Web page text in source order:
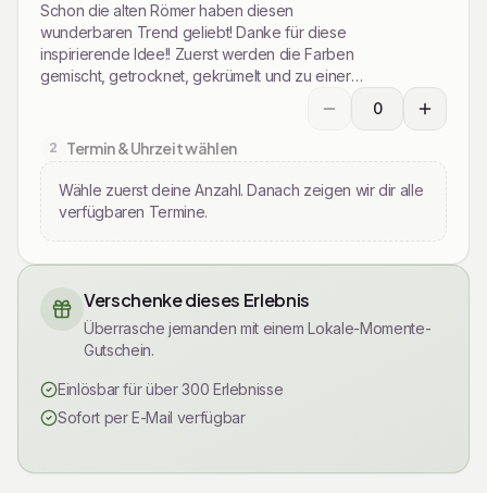
Schon die alten Römer haben diesen
wunderbaren Trend geliebt! Danke für diese
inspirierende Idee!! Zuerst werden die Farben
gemischt, getrocknet, gekrümelt und zu einer
0
Wählen Sie die
2 Termin & Uhrzeit wählen
Wähle zuerst deine Anzahl. Danach zeigen wir dir alle
verfügbaren Termine.
Verschenke dieses Erlebnis
Überrasche jemanden mit einem Lokale-Momente-
Gutschein.
Einlösbar für über 300 Erlebnisse
Sofort per E-Mail verfügbar